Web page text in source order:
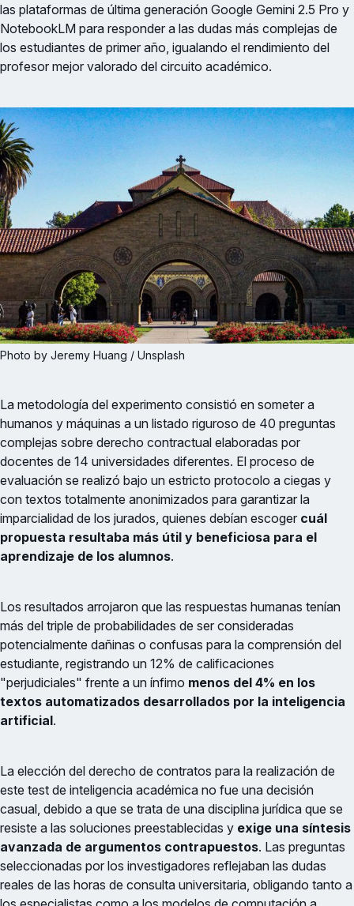
las plataformas de última generación Google Gemini 2.5 Pro y
NotebookLM para responder a las dudas más complejas de
los estudiantes de primer año, igualando el rendimiento del
profesor mejor valorado del circuito académico.
Photo by Jeremy Huang / Unsplash
La metodología del experimento consistió en someter a
humanos y máquinas a un listado riguroso de 40 preguntas
complejas sobre derecho contractual elaboradas por
docentes de 14 universidades diferentes. El proceso de
evaluación se realizó bajo un estricto protocolo a ciegas y
con textos totalmente anonimizados para garantizar la
imparcialidad de los jurados, quienes debían escoger cuál
propuesta resultaba más útil y beneficiosa para el
aprendizaje de los alumnos.
Los resultados arrojaron que las respuestas humanas tenían
más del triple de probabilidades de ser consideradas
potencialmente dañinas o confusas para la comprensión del
estudiante, registrando un 12% de calificaciones
"perjudiciales" frente a un ínfimo menos del 4% en los
textos automatizados desarrollados por la inteligencia
artificial.
La elección del derecho de contratos para la realización de
este test de inteligencia académica no fue una decisión
casual, debido a que se trata de una disciplina jurídica que se
resiste a las soluciones preestablecidas y exige una síntesis
avanzada de argumentos contrapuestos. Las preguntas
seleccionadas por los investigadores reflejaban las dudas
reales de las horas de consulta universitaria, obligando tanto a